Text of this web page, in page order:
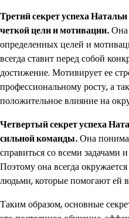
Третий секрет успеха
четкой цели и мотивации.Она
определенных целей и
всегда ставит перед собой
достижение. Мотивирует ее
профессиональному росту, а
положительное влияние на
Четвертый секрет успеха
сильной команды.Она
справиться со всеми задачами
Поэтому она всегда
людьми, которые помогают ей
Таким образом, основные